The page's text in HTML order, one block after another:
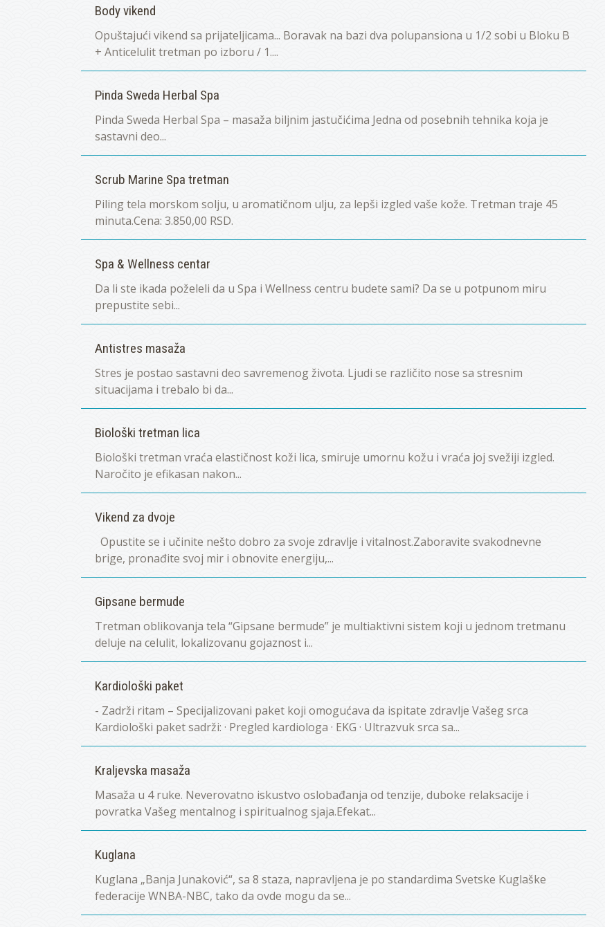
Body vikend
Opuštajući vikend sa prijateljicama... Boravak na bazi dva polupansiona u 1/2 sobi u Bloku B
+ Anticelulit tretman po izboru / 1....
Pinda Sweda Herbal Spa
Pinda Sweda Herbal Spa – masaža biljnim jastučićima Jedna od posebnih tehnika koja je
sastavni deo...
Scrub Marine Spa tretman
Piling tela morskom solju, u aromatičnom ulju, za lepši izgled vaše kože. Tretman traje 45
minuta.Cena: 3.850,00 RSD.
Spa & Wellness centar
Da li ste ikada poželeli da u Spa i Wellness centru budete sami? Da se u potpunom miru
prepustite sebi...
Antistres masaža
Stres je postao sastavni deo savremenog života. Ljudi se različito nose sa stresnim
situacijama i trebalo bi da...
Biološki tretman lica
Biološki tretman vraća elastičnost koži lica, smiruje umornu kožu i vraća joj svežiji izgled.
Naročito je efikasan nakon...
Vikend za dvoje
Opustite se i učinite nešto dobro za svoje zdravlje i vitalnost.Zaboravite svakodnevne
brige, pronađite svoj mir i obnovite energiju,...
Gipsane bermude
Tretman oblikovanja tela “Gipsane bermude” je multiaktivni sistem koji u jednom tretmanu
deluje na celulit, lokalizovanu gojaznost i...
Kardiološki paket
- Zadrži ritam – Specijalizovani paket koji omogućava da ispitate zdravlje Vašeg srca
Kardiološki paket sadrži: · Pregled kardiologa · EKG · Ultrazvuk srca sa...
Kraljevska masaža
Masaža u 4 ruke. Neverovatno iskustvo oslobađanja od tenzije, duboke relaksacije i
povratka Vašeg mentalnog i spiritualnog sjaja.Efekat...
Kuglana
Kuglana „Banja Junaković“, sa 8 staza, napravljena je po standardima Svetske Kuglaške
federacije WNBA-NBC, tako da ovde mogu da se...